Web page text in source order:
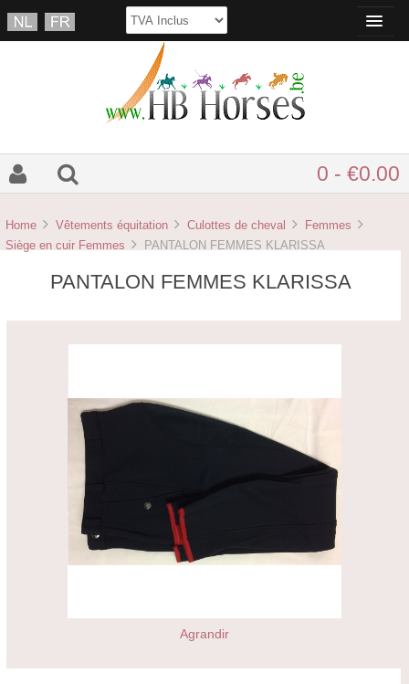
0 - €0.00
Home Vêtements équitation Culottes de cheval
Femmes
Siège en cuir Femmes
PANTALON FEMMES KLARISSA
PANTALON FEMMES KLARISSA
Agrandir